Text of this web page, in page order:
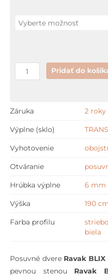
Pridať do
Záruka 2 roky
Výplne (sklo)
Vyhotovenie
Otváranie
Hrúbka výplne 6 mm
Výška 190
Farba profilu
biela
Posuvné dvere Ravak BLIX
pevnou stenou Ravak